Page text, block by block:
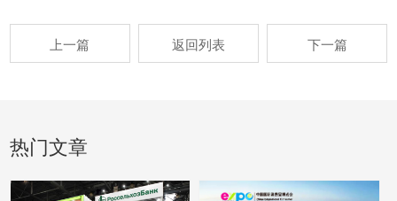
上一篇 返回列表 下一篇
热门文章